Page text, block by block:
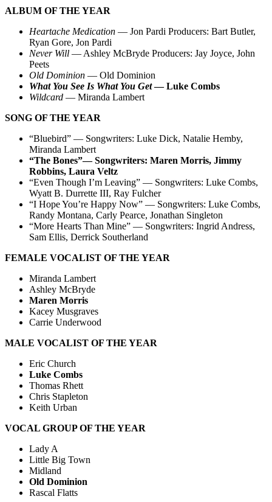
ALBUM OF THE YEAR
Heartache Medication — Jon Pardi Producers: Bart Butler,
Ryan Gore, Jon Pardi
Never Will — Ashley McBryde Producers: Jay Joyce, John
Peets
Old Dominion — Old Dominion
What You See Is What You Get— Luke Combs
Wildcard — Miranda Lambert
SONG OF THE YEAR
“Bluebird” — Songwriters: Luke Dick, Natalie Hemby,
Miranda Lambert
“The Bones”— Songwriters: Maren Morris, Jimmy
Robbins, Laura Veltz
“Even Though I’m Leaving” — Songwriters: Luke Combs,
Wyatt B. Durrette III, Ray Fulcher
“I Hope You’re Happy Now” — Songwriters: Luke Combs,
Randy Montana, Carly Pearce, Jonathan Singleton
“More Hearts Than Mine” — Songwriters: Ingrid Andress,
Sam Ellis, Derrick Southerland
FEMALE VOCALIST OF THE YEAR
Miranda Lambert
Ashley McBryde
Maren Morris
Kacey Musgraves
Carrie Underwood
MALE VOCALIST OF THE YEAR
Eric Church
Luke Combs
Thomas Rhett
Chris Stapleton
Keith Urban
VOCAL GROUP OF THE YEAR
Lady A
Little Big Town
Midland
Old Dominion
Rascal Flatts